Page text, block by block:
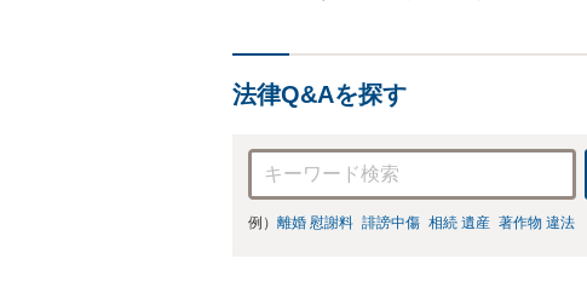
法律Q&Aを探す
例） 離婚 慰謝料 誹謗中傷 相続 遺産 著作物 違法